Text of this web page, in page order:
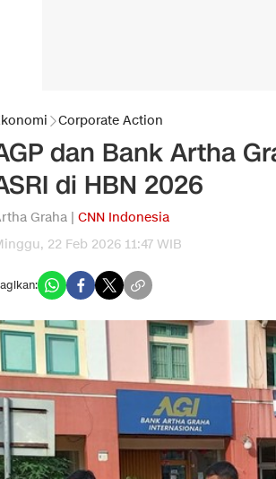
Corporate Action
dan Bank Artha
di HBN 2026
Graha | CNN Indonesia
22 Feb 2026 11:47 WIB